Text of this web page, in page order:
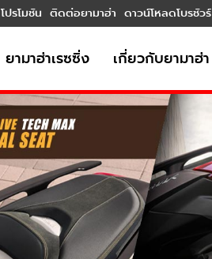
โปรโมชัน ติดต่อยามาฮ่า ดาวน์โหลดโบรชัวร์
ยามาฮ่าเรซซิ่ง เกี่ยวกับยามาฮ่า